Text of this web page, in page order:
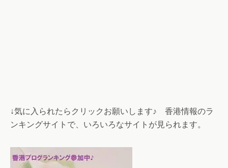
↓気に入られたらクリックお願いします♪ 香港情報のラ
ンキングサイトで、いろいろなサイトが見られます。